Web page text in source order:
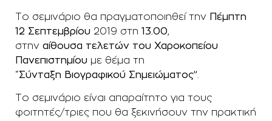
Το σεμινάριο θα πραγματοποιηθεί την Πέμπτη
12 Σεπτεμβρίου 2019 στη 13.00,
στην αίθουσα τελετών του Χαροκοπείου
Πανεπιστημίου με θέμα τη
“Σύνταξη Βιογραφικού Σημειώματος”
Το σεμινάριο είναι απαραίτητο για τους
φοιτητές/τριες που θα ξεκινήσουν την πρακτική